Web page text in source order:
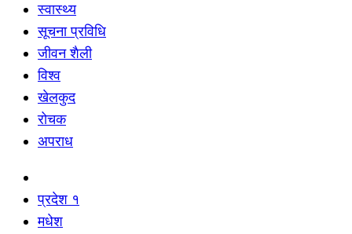
स्वास्थ्य
सूचना प्रविधि
जीवन शैली
विश्व
खेलकुद
रोचक
अपराध
प्रदेश १
मधेश